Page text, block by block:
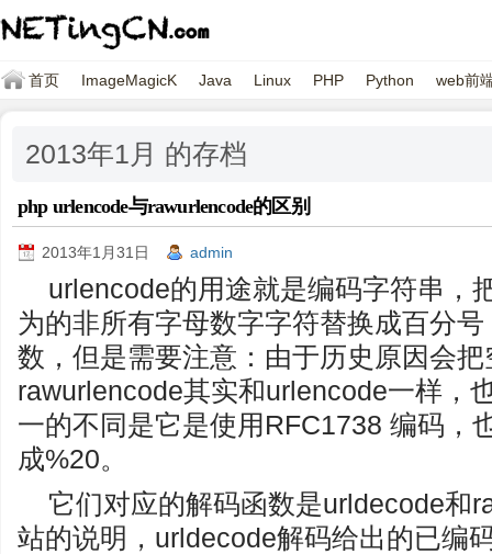
首页 ImageMagicK Java Linux PHP Python web前
2013年1月 的存档
php urlencode与rawurlencode的区别
2013年1月31日 admin
urlencode的用途就是编码字符串，
为的非所有字母数字字符替换成百分
数，但是需要注意：由于历史原因会
rawurlencode其实和urlencode一样，
一的不同是它是使用RFC1738 编码，
成%20。
它们对应的解码函数是urldecode和
站的说明，urldecode解码给出的已编